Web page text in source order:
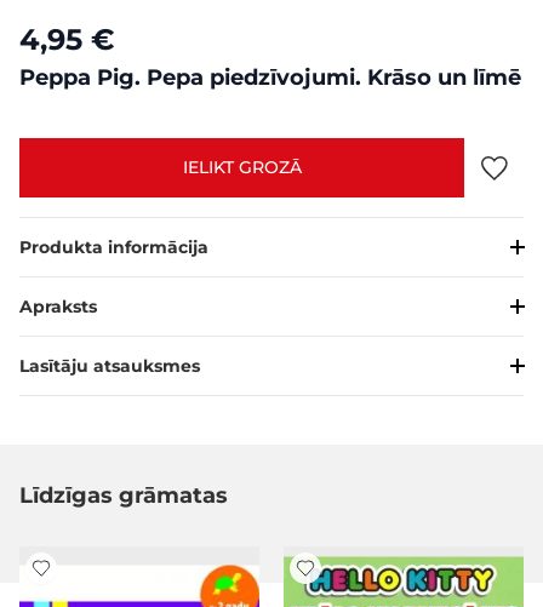
4,95 €
Peppa Pig. Pepa piedzīvojumi. Krāso un līmē
IELIKT GROZĀ
Produkta informācija
Apraksts
Lasītāju atsauksmes
Līdzīgas grāmatas